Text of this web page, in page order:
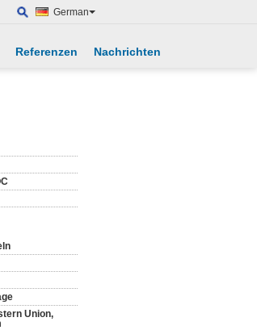
German
Referenzen Nachrichten
Union,